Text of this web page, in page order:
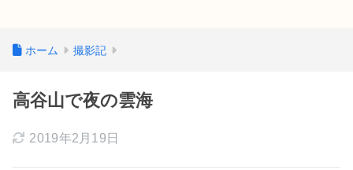
ホーム 撮影記
高谷山で夜の雲海
2019年2月19日